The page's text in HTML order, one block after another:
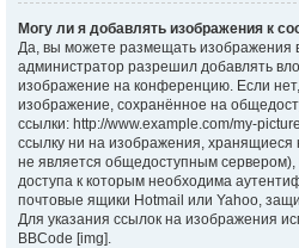
Могу ли я добавлять изображения к
Да, вы можете размещать изображения
администратор разрешил добавлять
изображение на конференцию. Если
изображение, сохранённое на
ссылки: http://www.example.com/my-
ссылку ни на изображения,
не является общедоступным
доступа к которым необходима
почтовые ящики Hotmail или Yahoo,
Для указания ссылок на изображения
BBCode [img].